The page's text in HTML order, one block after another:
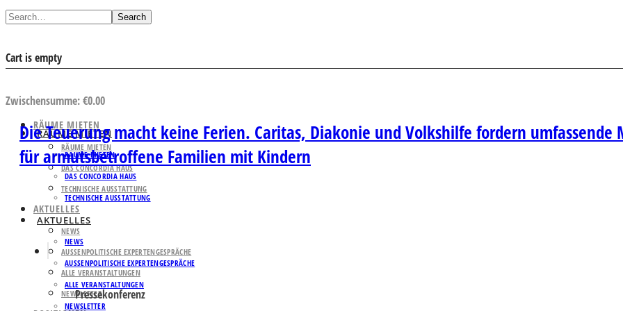
Search
Cart is empty
Zwischensumme:€0.00
RÄUME MIETEN
RÄUME MIETEN
DAS CONCORDIA HAUS
TECHNISCHE AUSSTATTUNG
AKTUELLES
NEWS
AUSSENPOLITISCHE EXPERTENGESPRÄCHE
ALLE VERANSTALTUNGEN
NEWSLETTER
RÄUME MIETEN
RÄUME MIETEN
DAS CONCORDIA HAUS
TECHNISCHE AUSSTATTUNG
AKTUELLES
NEWS
AUSSENPOLITISCHE EXPERTENGESPRÄCHE
ALLE VERANSTALTUNGEN
NEWSLETTER
Die Teuerung macht keine Ferien. Caritas, Diakonie und Volkshilfe fordern umfassende
für armutsbetroffene Familien mit Kindern
Pressekonferenz